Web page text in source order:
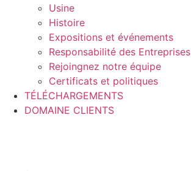
Usine
Histoire
Expositions et événements
Responsabilité des Entreprises
Rejoingnez notre équipe
Certificats et politiques
TÉLÉCHARGEMENTS
DOMAINE CLIENTS